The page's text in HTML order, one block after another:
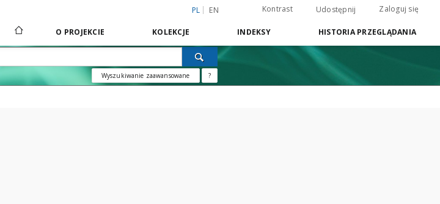
PL EN Kontrast Udostępnij Zaloguj się
O PROJEKCIE KOLEKCJE INDEKSY HISTORIA PRZEGLĄDANIA
Wyszukiwanie zaawansowane ?